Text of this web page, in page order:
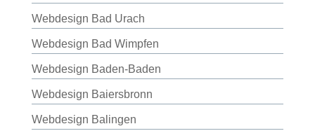
Webdesign Bad Urach
Webdesign Bad Wimpfen
Webdesign Baden-Baden
Webdesign Baiersbronn
Webdesign Balingen